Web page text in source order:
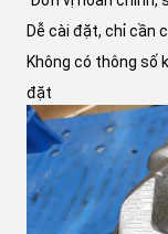
Dễ cài đặt, chỉ cần
Không có thông số
đặt